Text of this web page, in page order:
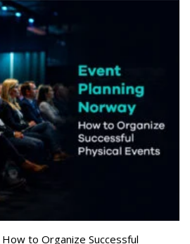
to Organize Successful